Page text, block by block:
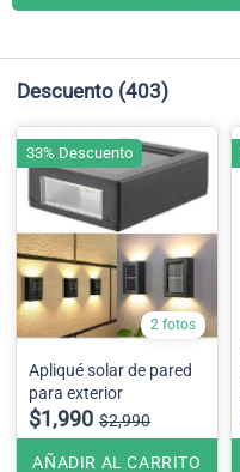
Descuento (403)
2 fotos
Apliqué solar de pared
para exterior
$1,990 $2,990
AÑADIR AL CARRITO
33% Descuento